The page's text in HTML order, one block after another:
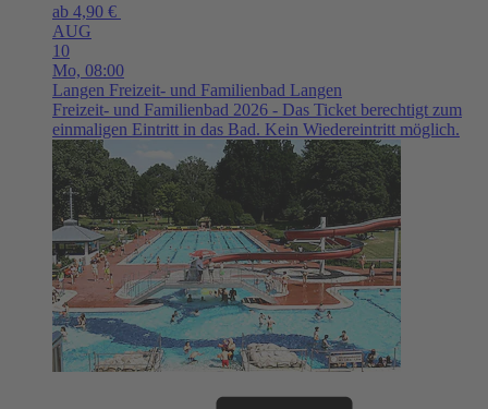
ab 4,90 €
AUG
10
Mo, 08:00
Langen Freizeit- und Familienbad Langen
Freizeit- und Familienbad 2026 - Das Ticket berechtigt zum
einmaligen Eintritt in das Bad. Kein Wiedereintritt möglich.